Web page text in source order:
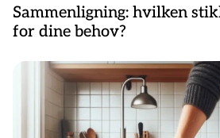
Sammenligning: hvilken
for dine behov?